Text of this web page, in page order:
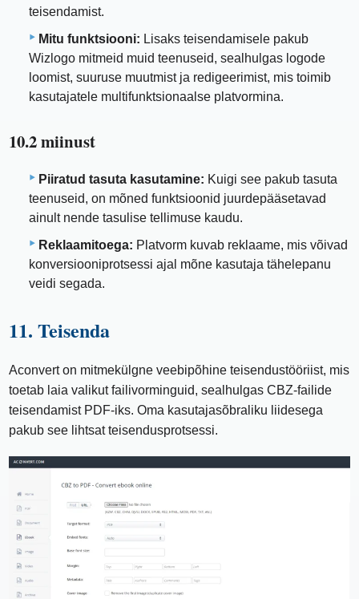
teisendamist.
Mitu funktsiooni: Lisaks teisendamisele pakub
Wizlogo mitmeid muid teenuseid, sealhulgas logode
loomist, suuruse muutmist ja redigeerimist, mis toimib
kasutajatele multifunktsionaalse platvormina.
10.2 miinust
Piiratud tasuta kasutamine: Kuigi see pakub tasuta
teenuseid, on mõned funktsioonid juurdepääsetavad
ainult nende tasulise tellimuse kaudu.
Reklaamitoega: Platvorm kuvab reklaame, mis võivad
konversiooniprotsessi ajal mõne kasutaja tähelepanu
veidi segada.
11. Teisenda
Aconvert on mitmekülgne veebipõhine teisendustööriist, mis
toetab laia valikut failivorminguid, sealhulgas CBZ-failide
teisendamist PDF-iks. Oma kasutajasõbraliku liidesega
pakub see lihtsat teisendusprotsessi.